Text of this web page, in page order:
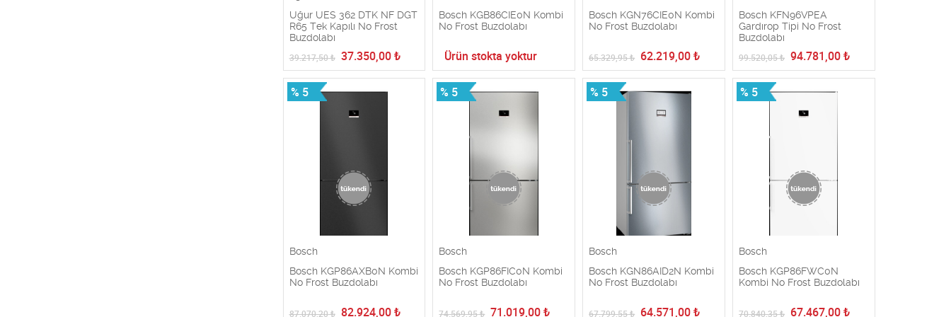
Uğur UES 362 DTK NF DGT
R65 Tek Kapılı No Frost
Buzdolabı
39.217,50₺ 37.350,00₺
Bosch KGB86CIE0N Kombi
No Frost Buzdolabı
Ürün stokta yoktur
Bosch KGN76CIE0N Kombi
No Frost Buzdolabı
65.329,95₺ 62.219,00 ₺
Bosch KFN96VPEA
Gardırop Tipi No Frost
Buzdolabı
99.520,05₺ 94.781,00 ₺
% 5
Bosch
Bosch KGP86AXB0N Kombi
No Frost Buzdolabı
87.070,20₺ 82.924,00₺
% 5
Bosch
Bosch KGP86FIC0N Kombi
No Frost Buzdolabı
74.569,95₺ 71.019,00 ₺
% 5
Bosch
Bosch KGN86AID2N Kombi
No Frost Buzdolabı
67.799,55₺ 64.571,00 ₺
% 5
Bosch
Bosch KGP86FWC0N
Kombi No Frost Buzdolabı
70.840,35₺ 67.467,00 ₺